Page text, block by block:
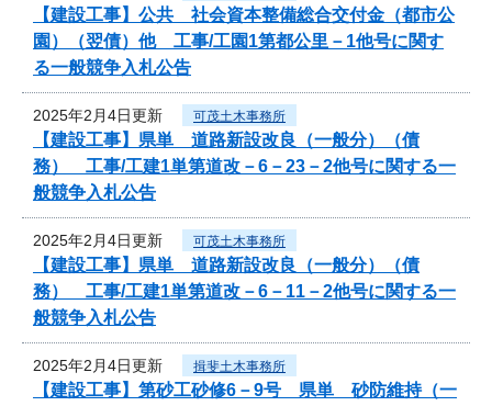
【建設工事】公共 社会資本整備総合交付金（都市公
園）（翌債）他 工事/工園1第都公里－1他号に関す
る一般競争入札公告
2025年2月4日更新 可茂土木事務所
【建設工事】県単 道路新設改良（一般分）（債
務） 工事/工建1単第道改－6－23－2他号に関する一
般競争入札公告
2025年2月4日更新 可茂土木事務所
【建設工事】県単 道路新設改良（一般分）（債
務） 工事/工建1単第道改－6－11－2他号に関する一
般競争入札公告
2025年2月4日更新 揖斐土木事務所
【建設工事】第砂工砂修6－9号 県単 砂防維持（一